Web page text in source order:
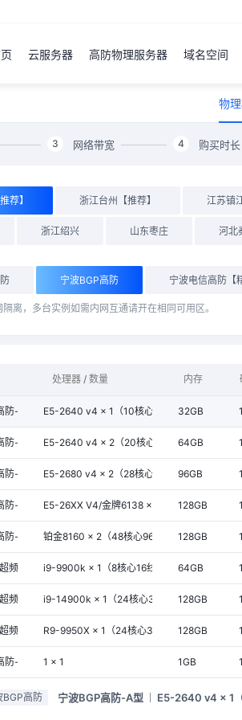
云服务器 高防物理服务器 域名空间
物
3 网络带宽 4 购买时长
荐】 浙江台州【推荐】 江苏镇
浙江绍兴 山东枣庄 河北
宁波BGP高防 宁波电信高防【
离，多台实例如需内网互通请开在相同可用区。
处理器 / 数量 内存
-A型 E5-2640 v4 × 1（10核心20线程）
32GB
-B型 E5-2640 v4 × 2（20核心40线程）
64GB
防-C型 E5-2680 v4 × 2（28核心56线程）
96GB
防-D型 E5-26XX V4/金牌6138 × 2 128GB
-E型 铂金8160 × 2（48核心96线程）128GB
频A型 i9-9900k × 1（8核心16线程） 64GB
频B型 i9-14900k × 1（24核心32线程）128GB
频C型 R9-9950X × 1（24核心32线程）128GB
防-定制型1 × 1 1GB
BGP高防 宁波BGP高防-A型 E5-2640 v4 × 1